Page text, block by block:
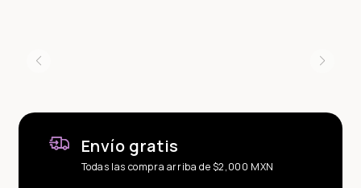
Envío gratis
Todas las compra arriba de $2,000 MXN